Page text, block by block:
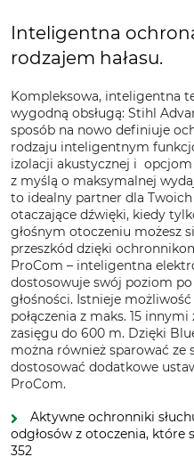
Inteligentna
rodzajem hałasu.
Kompleksowa, inteligentna
wygodną obsługą: Stihl
sposób na nowo definiuje
rodzaju inteligentnym
izolacji akustycznej i
z myślą o maksymalnej
to idealny partner dla Twoich
otaczające dźwięki, kiedy
głośnym otoczeniu możesz
przeszkód dzięki
ProCom – inteligentna
dostosowuje swój poziom
głośności. Istnieje
połączenia z maks. 15
zasięgu do 600 m. Dzięki
można również sparować
dostosować dodatkowe
ProCom.
Aktywne ochronniki
odgłosów z otoczenia, które
352